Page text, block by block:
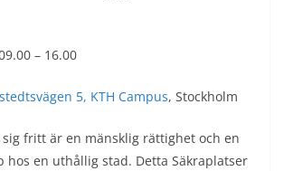
– 16.00
5, KTH Campus, Stockholm
fritt är en mänsklig rättighet och en
hos en uthållig stad. Detta Säkraplatser